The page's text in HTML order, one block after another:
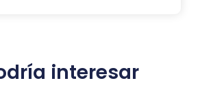
interesar